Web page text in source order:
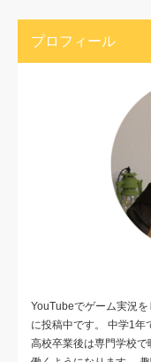
プロフィール
YouTubeでゲーム実況
に投稿中です。 中学1年
高校卒業後は専門学校